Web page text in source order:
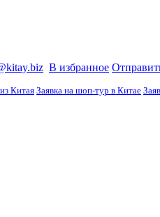
В избранное
Китая Заявка на шоп-тур в Китае